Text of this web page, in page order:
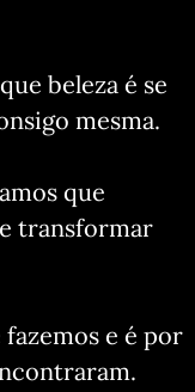
beleza é se
mesma.
que
transformar
e é por